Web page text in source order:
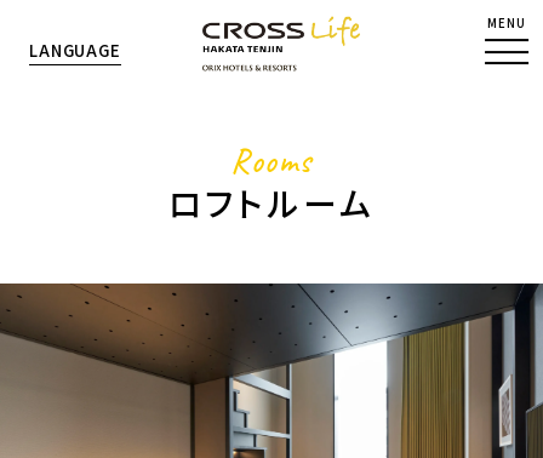
LANGUAGE
MENU
Rooms
ロフトルーム